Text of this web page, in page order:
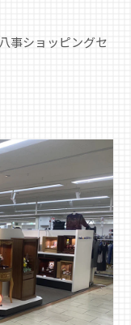
事ショッピングセ